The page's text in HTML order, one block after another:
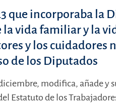
que incorporaba la
vida familiar y la
y los cuidadores
de los Diputados
modifica, añade y
Estatuto de los